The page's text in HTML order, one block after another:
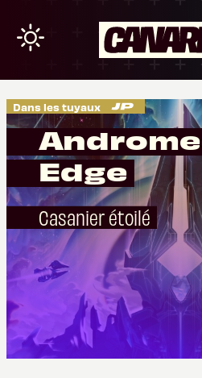
Dans les tuyaux
Edge
Casanier étoilé